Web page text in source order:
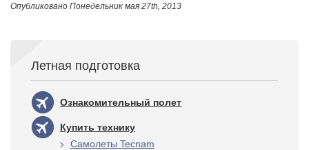
Опубликовано Понедельник мая 27th, 2013
Летная подготовка
Ознакомительный полет
Купить технику
Самолеты Tecnam